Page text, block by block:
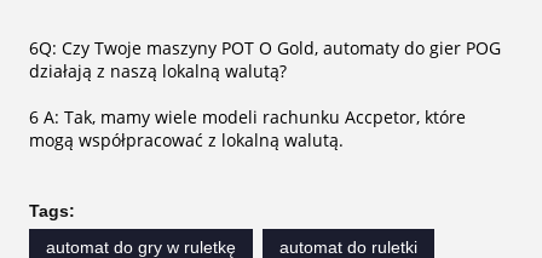
6Q: Czy Twoje maszyny POT O Gold, automaty do gier POG
działają z naszą lokalną walutą?
6 A: Tak, mamy wiele modeli rachunku Accpetor, które
mogą współpracować z lokalną walutą.
Tags:
automat do gry w ruletkę
automat do ruletki